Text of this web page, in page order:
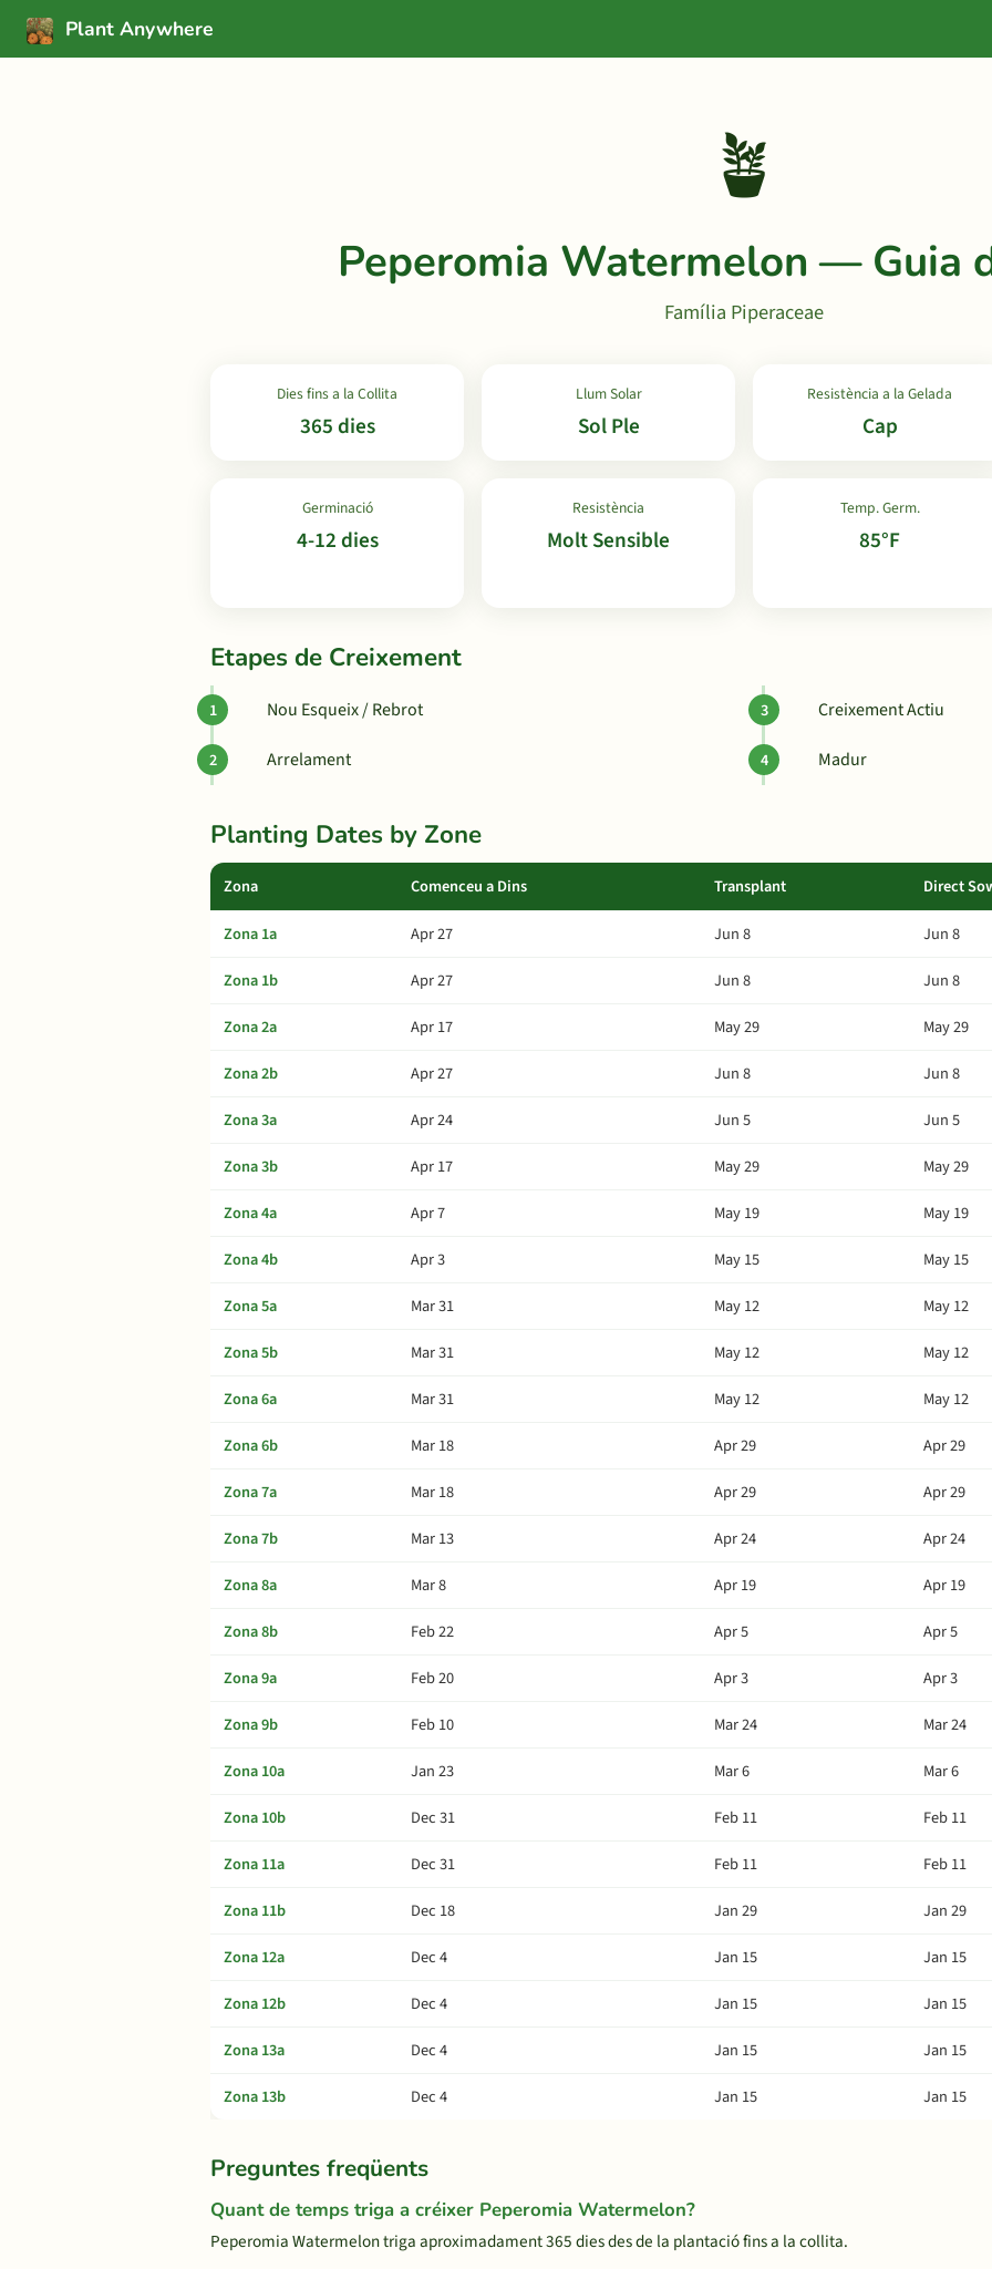
Plant Anywhere
🪴
Peperomia Watermelon — Guia
Família Piperaceae
Dies fins a la Collita
365 dies
Llum Solar
Sol Ple
Resistència a la Gelada
Cap
Germinació
4-12 dies
Resistència
Molt Sensible
Temp. Germ.
85°F
Etapes de Creixement
Nou Esqueix / Rebrot
Arrelament
Creixement Actiu
Madur
Planting Dates by Zone
Zona Comenceu a Dins Transplant Direct
Zona 1a Apr 27 Jun 8 Jun 8
Zona 1b
Apr 27 Jun 8 Jun 8
Zona 2a
Apr 17 May 29 May 29
Zona 2b
Apr 27 Jun 8 Jun 8
Zona 3a
Apr 24 Jun 5 Jun 5
Zona 3b
Apr 17 May 29 May 29
Zona 4a
Apr 7 May 19 May 19
Zona 4b
Apr 3 May 15 May 15
Zona 5a
Mar 31 May 12 May 12
Zona 5b
Mar 31 May 12 May 12
Zona 6a
Mar 31 May 12 May 12
Zona 6b
Mar 18 Apr 29 Apr 29
Zona 7a
Mar 18 Apr 29 Apr 29
Zona 7b
Mar 13 Apr 24 Apr 24
Zona 8a
Mar 8 Apr 19 Apr 19
Zona 8b
Feb 22 Apr 5 Apr 5
Zona 9a
Feb 20 Apr 3 Apr 3
Zona 9b
Feb 10 Mar 24 Mar 24
Zona 10a
Jan 23 Mar 6 Mar 6
Zona 10b
Dec 31 Feb 11 Feb 11
Zona 11a
Dec 31 Feb 11 Feb 11
Zona 11b
Dec 18 Jan 29 Jan 29
Zona 12a
Dec 4 Jan 15 Jan 15
Zona 12b
Dec 4 Jan 15 Jan 15
Zona 13a
Dec 4 Jan 15 Jan 15
Zona 13b
Dec 4 Jan 15 Jan 15
Preguntes freqüents
Quant de temps triga a créixer Peperomia Watermelon?
Peperomia Watermelon triga aproximadament 365 dies des de la plantació fins a la collita.